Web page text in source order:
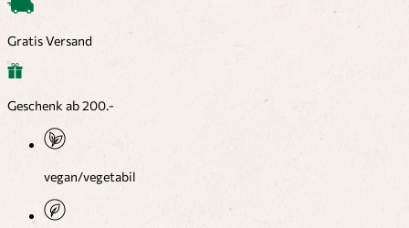
Gratis Versand
Geschenk ab 200.-
vegan/vegetabil